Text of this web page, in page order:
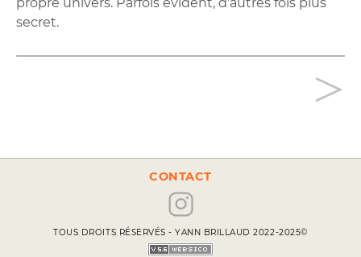
secret.
>
CONTACT
TOUS DROITS RÉSERVÉS - YANN BRILLAUD 2022-2025©